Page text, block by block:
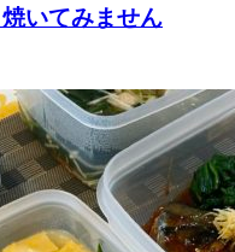
いてみません